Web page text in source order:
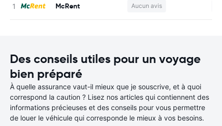
McRent Aucun avis
Des conseils utiles pour un voyage
bien préparé
À quelle assurance vaut-il mieux que je souscrive, et à quoi
correspond la caution ? Lisez nos articles qui contiennent des
informations précieuses et des conseils pour vous permettre
de louer le véhicule qui corresponde le mieux à vos besoins.